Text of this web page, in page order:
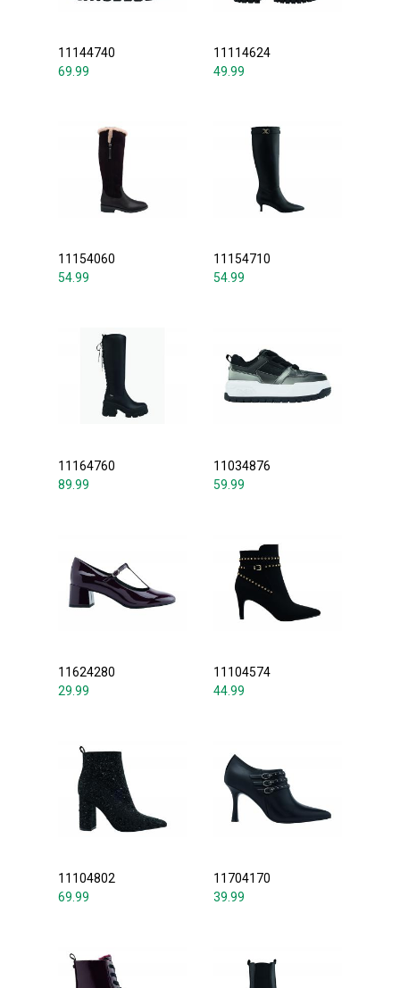
11144740
69.99
11114624
49.99
11154060
54.99
11154710
54.99
11164760
89.99
11034876
59.99
11624280
29.99
11104574
44.99
11104802
69.99
11704170
39.99